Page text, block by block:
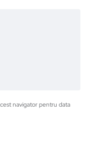
navigator pentru data